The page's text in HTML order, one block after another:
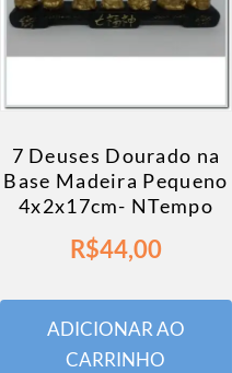
7 Deuses Dourado na
Base Madeira Pequeno
4x2x17cm- NTempo
R$44,00
ADICIONAR AO
CARRINHO